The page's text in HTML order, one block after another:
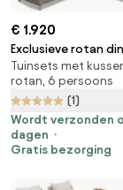
€ 1.920
Exclusieve rotan
Londen Garden
cappuccino
Tuinsets met
rotan, 6 persoons
(1)
Wordt verzonden
dagen
Gratis bezorging